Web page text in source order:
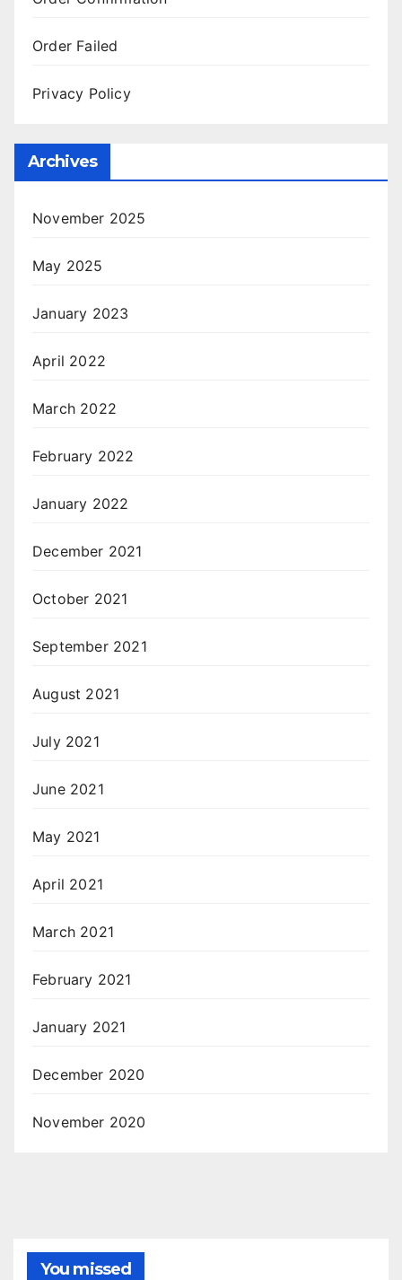
Order Failed
Privacy Policy
Archives
November 2025
May 2025
January 2023
April 2022
March 2022
February 2022
January 2022
December 2021
October 2021
September 2021
August 2021
July 2021
June 2021
May 2021
April 2021
March 2021
February 2021
January 2021
December 2020
November 2020
You missed